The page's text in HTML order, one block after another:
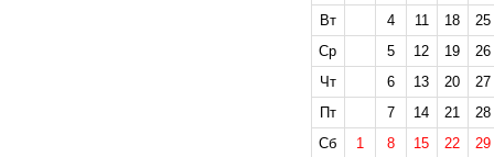
Вт
4 11 18
25
Ср
5 12 19
26
Чт
6 13 20
27
Пт
7 14 21
28
Сб
1 8 15 22
29